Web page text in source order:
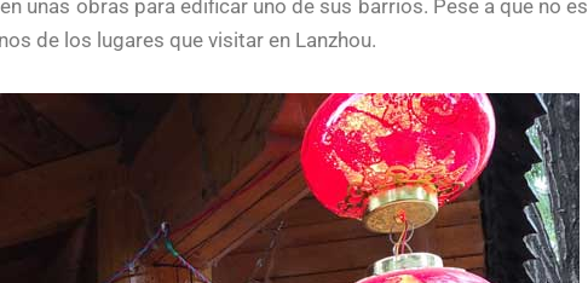
unas obras para edificar uno de sus barrios. Pese a que no es
de los lugares que visitar en Lanzhou.